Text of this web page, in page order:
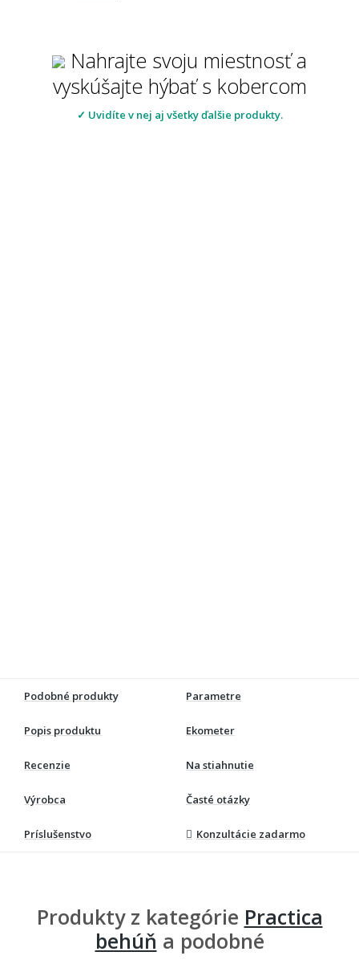
Nahrajte svoju miestnosť a
vyskúšajte hýbať s kobercom
✓ Uvidíte v nej aj všetky ďalšie produkty.
Podobné produkty Parametre
Popis produktu Ekometer
Recenzie Na stiahnutie
Výrobca Časté otázky
Príslušenstvo Konzultácie zadarmo
Produkty z kategórie Practica
behúň a podobné